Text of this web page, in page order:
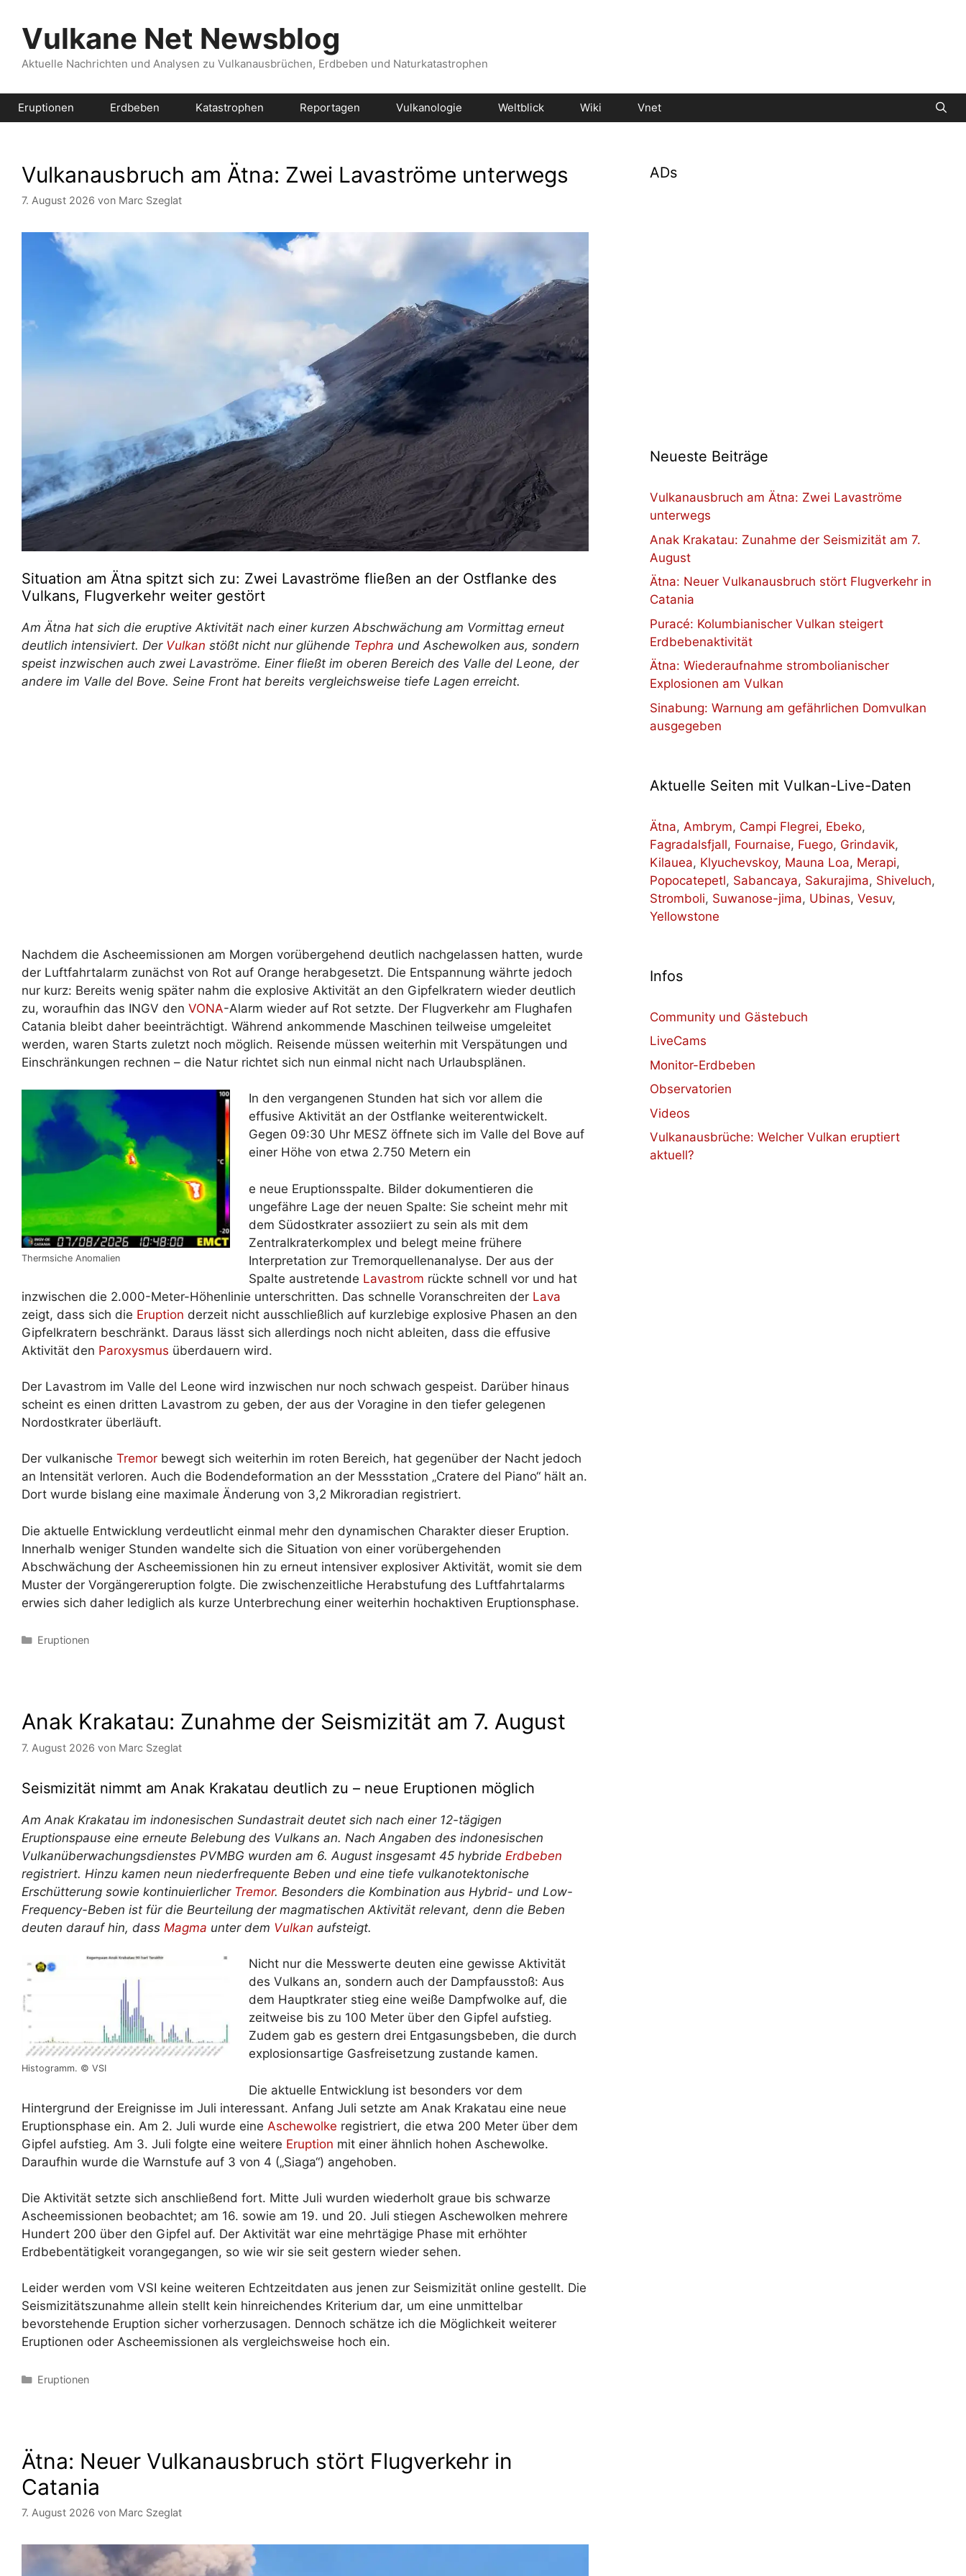
Inhalt
springenVulkane Net Newsblog
Aktuelle Nachrichten und Analysen zu Vulkanausbrüchen, Erdbeben und Naturkatastrophen
Eruptionen Erdbeben Katastrophen Reportagen Vulkanologie Weltblick Wiki Vnet
Vulkanausbruch am Ätna: Zwei Lavaströme unterwegs
7. August 2026 von Marc Szeglat
Situation am Ätna spitzt sich zu: Zwei Lavaströme fließen an der Ostflanke des
Vulkans, Flugverkehr weiter gestört
Am Ätna hat sich die eruptive Aktivität nach einer kurzen Abschwächung am Vormittag erneut
deutlich intensiviert. Der Vulkan stößt nicht nur glühende Tephra und Aschewolken aus, sondern
speist inzwischen auch zwei Lavaströme. Einer fließt im oberen Bereich des Valle del Leone, der
andere im Valle del Bove. Seine Front hat bereits vergleichsweise tiefe Lagen erreicht.
Nachdem die Ascheemissionen am Morgen vorübergehend deutlich nachgelassen hatten, wurde
der Luftfahrtalarm zunächst von Rot auf Orange herabgesetzt. Die Entspannung währte jedoch
nur kurz: Bereits wenig später nahm die explosive Aktivität an den Gipfelkratern wieder deutlich
zu, woraufhin das INGV den VONA-Alarm wieder auf Rot setzte. Der Flugverkehr am Flughafen
Catania bleibt daher beeinträchtigt. Während ankommende Maschinen teilweise umgeleitet
werden, waren Starts zuletzt noch möglich. Reisende müssen weiterhin mit Verspätungen und
Einschränkungen rechnen – die Natur richtet sich nun einmal nicht nach Urlaubsplänen.
Thermsiche Anomalien
In den vergangenen Stunden hat sich vor allem die
effusive Aktivität an der Ostflanke weiterentwickelt.
Gegen 09:30 Uhr MESZ öffnete sich im Valle del Bove auf
einer Höhe von etwa 2.750 Metern ein
e neue Eruptionsspalte. Bilder dokumentieren die
ungefähre Lage der neuen Spalte: Sie scheint mehr mit
dem Südostkrater assoziiert zu sein als mit dem
Zentralkraterkomplex und belegt meine frühere
Interpretation zur Tremorquellenanalyse. Der aus der
Spalte austretende Lavastrom rückte schnell vor und hat
inzwischen die 2.000-Meter-Höhenlinie unterschritten. Das schnelle Voranschreiten der Lava
zeigt, dass sich die Eruption derzeit nicht ausschließlich auf kurzlebige explosive Phasen an den
Gipfelkratern beschränkt. Daraus lässt sich allerdings noch nicht ableiten, dass die effusive
Aktivität den Paroxysmus überdauern wird.
Der Lavastrom im Valle del Leone wird inzwischen nur noch schwach gespeist. Darüber hinaus
scheint es einen dritten Lavastrom zu geben, der aus der Voragine in den tiefer gelegenen
Nordostkrater überläuft.
Der vulkanische Tremor bewegt sich weiterhin im roten Bereich, hat gegenüber der Nacht jedoch
an Intensität verloren. Auch die Bodendeformation an der Messstation „Cratere del Piano“ hält an.
Dort wurde bislang eine maximale Änderung von 3,2 Mikroradian registriert.
Die aktuelle Entwicklung verdeutlicht einmal mehr den dynamischen Charakter dieser Eruption.
Innerhalb weniger Stunden wandelte sich die Situation von einer vorübergehenden
Abschwächung der Ascheemissionen hin zu erneut intensiver explosiver Aktivität, womit sie dem
Muster der Vorgängereruption folgte. Die zwischenzeitliche Herabstufung des Luftfahrtalarms
erwies sich daher lediglich als kurze Unterbrechung einer weiterhin hochaktiven Eruptionsphase.
Kategorien
Eruptionen
Anak Krakatau: Zunahme der Seismizität am 7. August
7. August 2026 von Marc Szeglat
Seismizität nimmt am Anak Krakatau deutlich zu – neue Eruptionen möglich
Am Anak Krakatau im indonesischen Sundastrait deutet sich nach einer 12-tägigen
Eruptionspause eine erneute Belebung des Vulkans an. Nach Angaben des indonesischen
Vulkanüberwachungsdienstes PVMBG wurden am 6. August insgesamt 45 hybride Erdbeben
registriert. Hinzu kamen neun niederfrequente Beben und eine tiefe vulkanotektonische
Erschütterung sowie kontinuierlicher Tremor. Besonders die Kombination aus Hybrid- und Low-
Frequency-Beben ist für die Beurteilung der magmatischen Aktivität relevant, denn die Beben
deuten darauf hin, dass Magma unter dem Vulkan aufsteigt.
Histogramm. © VSI
Nicht nur die Messwerte deuten eine gewisse Aktivität
des Vulkans an, sondern auch der Dampfausstoß: Aus
dem Hauptkrater stieg eine weiße Dampfwolke auf, die
zeitweise bis zu 100 Meter über den Gipfel aufstieg.
Zudem gab es gestern drei Entgasungsbeben, die durch
explosionsartige Gasfreisetzung zustande kamen.
Die aktuelle Entwicklung ist besonders vor dem
Hintergrund der Ereignisse im Juli interessant. Anfang Juli setzte am Anak Krakatau eine neue
Eruptionsphase ein. Am 2. Juli wurde eine Aschewolke registriert, die etwa 200 Meter über dem
Gipfel aufstieg. Am 3. Juli folgte eine weitere Eruption mit einer ähnlich hohen Aschewolke.
Daraufhin wurde die Warnstufe auf 3 von 4 („Siaga“) angehoben.
Die Aktivität setzte sich anschließend fort. Mitte Juli wurden wiederholt graue bis schwarze
Ascheemissionen beobachtet; am 16. sowie am 19. und 20. Juli stiegen Aschewolken mehrere
Hundert 200 über den Gipfel auf. Der Aktivität war eine mehrtägige Phase mit erhöhter
Erdbebentätigkeit vorangegangen, so wie wir sie seit gestern wieder sehen.
Leider werden vom VSI keine weiteren Echtzeitdaten aus jenen zur Seismizität online gestellt. Die
Seismizitätszunahme allein stellt kein hinreichendes Kriterium dar, um eine unmittelbar
bevorstehende Eruption sicher vorherzusagen. Dennoch schätze ich die Möglichkeit weiterer
Eruptionen oder Ascheemissionen als vergleichsweise hoch ein.
Kategorien
Eruptionen
Ätna: Neuer Vulkanausbruch stört Flugverkehr in
Catania
7. August 2026 von Marc Szeglat
ADs
Neueste Beiträge
Vulkanausbruch am Ätna: Zwei Lavaströme
unterwegs
Anak Krakatau: Zunahme der Seismizität am 7.
August
Ätna: Neuer Vulkanausbruch stört Flugverkehr in
Catania
Puracé: Kolumbianischer Vulkan steigert
Erdbebenaktivität
Ätna: Wiederaufnahme strombolianischer
Explosionen am Vulkan
Sinabung: Warnung am gefährlichen Domvulkan
ausgegeben
Aktuelle Seiten mit Vulkan-Live-Daten
Ätna, Ambrym, Campi Flegrei, Ebeko,
Fagradalsfjall, Fournaise, Fuego, Grindavik,
Kilauea, Klyuchevskoy, Mauna Loa, Merapi,
Popocatepetl, Sabancaya, Sakurajima, Shiveluch,
Stromboli, Suwanose-jima, Ubinas, Vesuv,
Yellowstone
Infos
Community und Gästebuch
LiveCams
Monitor-Erdbeben
Observatorien
Videos
Vulkanausbrüche: Welcher Vulkan eruptiert
aktuell?